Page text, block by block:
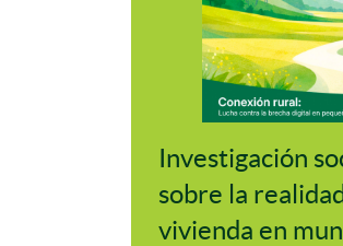
Investigación
sobre la
vivienda en